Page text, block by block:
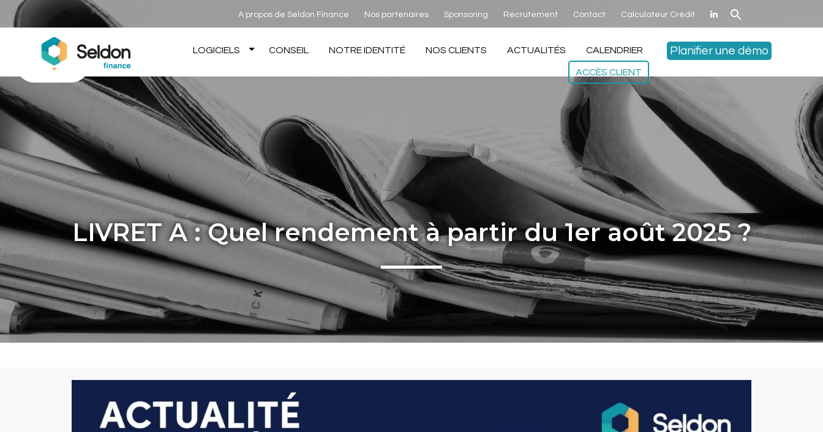
A propos de Seldon Finance Nos partenaires Sponsoring Recrutement Contact Calculateur Crédit
Planifier une démo
LOGICIELS
expand
menu
CONSEIL NOTRE IDENTITÉ NOS CLIENTS ACTUALITÉS CALENDRIER
ACCÈS CLIENT
LIVRET A : Quel rendement à partir du 1er août 2025 ?